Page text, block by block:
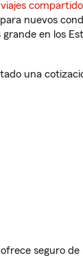
viajes
nuevos
en los
una
seguro